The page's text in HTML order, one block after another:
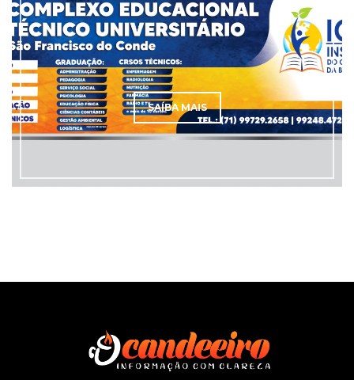
SAÍBA MAIS